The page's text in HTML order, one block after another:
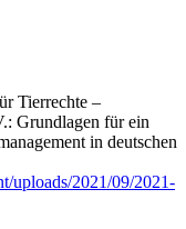
Tierrechte –
Grundlagen für ein
in deutschen
uploads/2021/09/2021-